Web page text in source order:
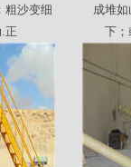
粗沙变细
正
成堆
下；